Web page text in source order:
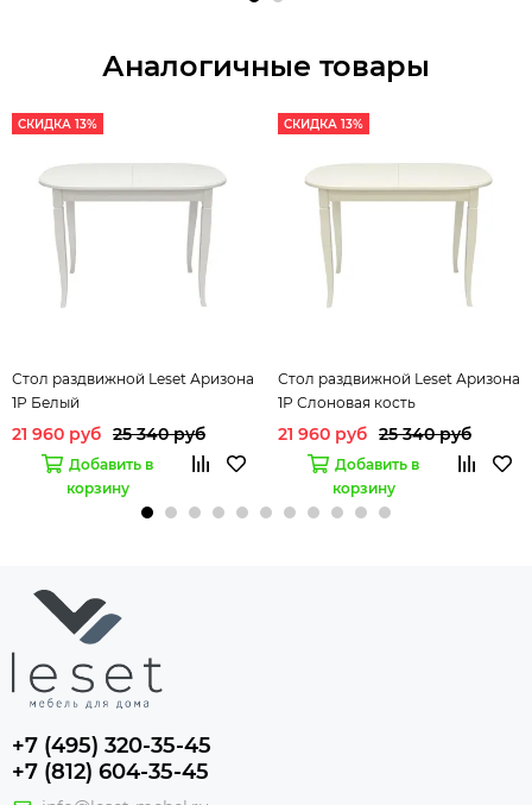
Аналогичные товары
СКИДКА 13%
Стол раздвижной Leset Аризона
1Р Белый
21 960 руб 25 340 руб
Добавить в
корзину
СКИДКА 13%
Стол раздвижной Leset Аризона
1Р Слоновая кость
21 960 руб 25 340 руб
Добавить в
корзину
+7 (495) 320-35-45
+7 (812) 604-35-45